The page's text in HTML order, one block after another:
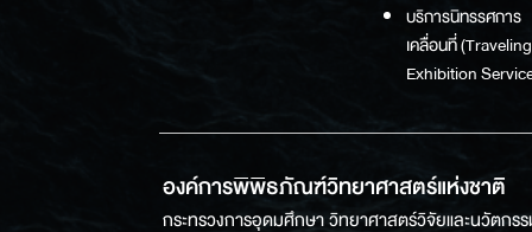
บริการนิทรรศการ
เคลื่อนที่ (Traveling
Exhibition
องค์การพิพิธภัณฑ์วิทยาศาสตร์แห่งชาติ
กระทรวงการอุดมศึกษา วิทยาศาสตร์วิจัยและนวัตก